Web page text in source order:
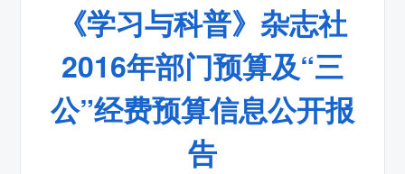
《学习与科普》杂志社
2016年部门预算及“三
公”经费预算信息公开报
告